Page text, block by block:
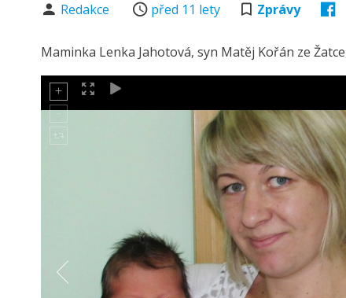
Redakce před 11 lety Zprávy
Maminka Lenka Jahotová, syn Matěj Kořán ze